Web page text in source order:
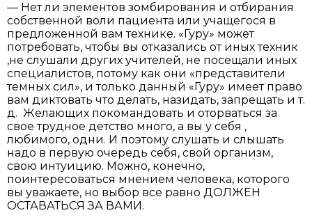
— Нет ли элементов зомбирования и отбирания
собственной воли пациента или учащегося в
предложенной вам технике. «Гуру» может
потребовать, чтобы вы отказались от иных техник
,не слушали других учителей, не посещали иных
специалистов, потому как они «представители
темных сил», и только данный «Гуру» имеет право
вам диктовать что делать, назидать, запрещать и т.
д. Желающих покомандовать и оторваться за
свое трудное детство много, а вы у себя ,
любимого, одни. И поэтому слушать и слышать
надо в первую очередь себя, свой организм,
свою интуицию. Можно, конечно,
поинтересоваться мнением человека, которого
вы уважаете, но выбор все равно ДОЛЖЕН
ОСТАВАТЬСЯ ЗА ВАМИ.